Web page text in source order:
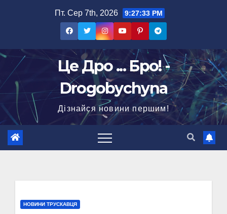
Пт. Сер 7th, 2026 9:27:34 PM
Це Дро ... Бро! -
Drogobychyna
Дізнайся новини першим!
НОВИНИ ТРУСКАВЦЯ